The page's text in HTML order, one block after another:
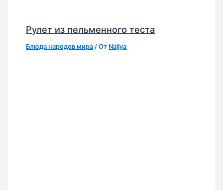
Рулет из пельменного теста
Блюда народов мира / От Najlya